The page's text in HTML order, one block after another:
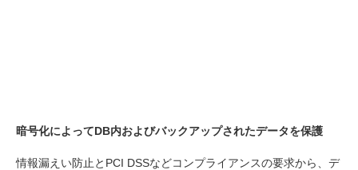
暗号化によってDB内およびバックアップされたデータを保護
情報漏えい防止とPCI DSSなどコンプライアンスの要求から、デ